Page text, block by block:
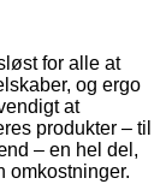
for alle at
og ergo
at
produkter – til
– en hel del,
omkostninger.